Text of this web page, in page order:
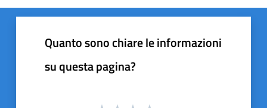
Quanto sono chiare le informazioni
su questa pagina?